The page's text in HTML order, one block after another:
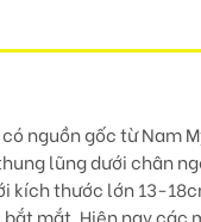
nguồn gốc từ Nam
lũng dưới chân
kích thước lớn 13-
bắt mắt. Hiện nay các